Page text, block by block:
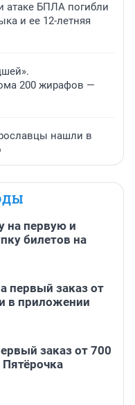
атаке БПЛА погибли
и ее 12-летняя
200 жирафов —
нашли в
на первую и
билетов на
первый заказ от
в приложении
заказ от 700